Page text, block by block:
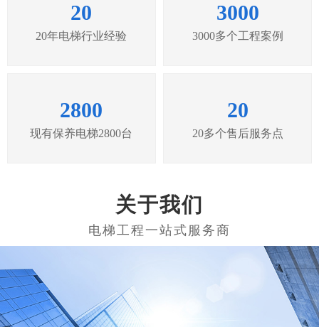
20
20年电梯行业经验
3000
3000多个工程案例
2800
现有保养电梯2800台
20
20多个售后服务点
关于我们